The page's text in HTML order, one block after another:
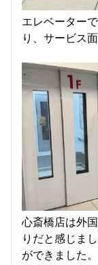
エレベーター
り、サービス
心斎橋店は外
りだと感じま
ができました。